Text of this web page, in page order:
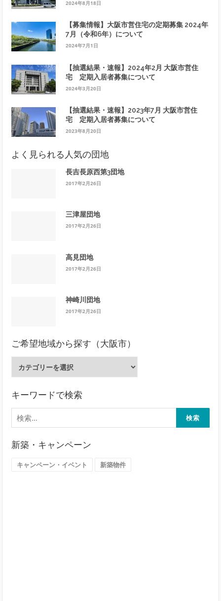
2024年8月18日
【募集情報】大阪市営住宅の定期募集 2024年
7月（令和6年）について
2024年7月1日
【抽選結果・速報】2024年2月 大阪市営住
宅 定期入居者募集について
2024年3月20日
【抽選結果・速報】2023年7月 大阪市営住
宅 定期入居者募集について
2023年8月20日
よく見られる人気の団地
長吉長原西第3団地
2017年2月26日
三津屋団地
2017年2月26日
高見団地
2017年2月26日
神崎川団地
2017年2月26日
ご希望地域から探す（大阪市）
地
か
ら
す
キーワードで検索
検
索:
新築・キャンペーン
キャンペーン・イベント 新築物件